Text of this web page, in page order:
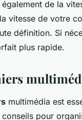
de la
vitesse de votre
définition. Si
plus rapide.
multimédia est
pour